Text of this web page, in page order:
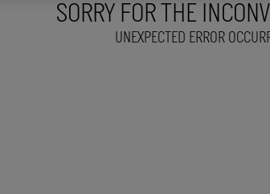
SORRY FOR THE
UNEXPECTED ERROR